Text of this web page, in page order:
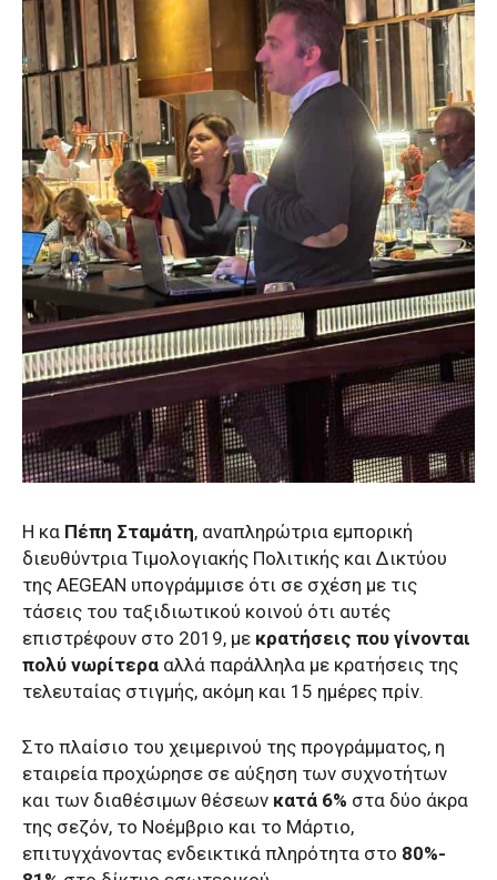
Η κα Πέπη Σταμάτη, αναπληρώτρια εμπορική
διευθύντρια Τιμολογιακής Πολιτικής και Δικτύου
της AEGEAN υπογράμμισε ότι σε σχέση με τις
τάσεις του ταξιδιωτικού κοινού ότι αυτές
επιστρέφουν στο 2019, με κρατήσεις που γίνονται
πολύ νωρίτερα αλλά παράλληλα με κρατήσεις της
τελευταίας στιγμής, ακόμη και 15 ημέρες πρίν.
Στο πλαίσιο του χειμερινού της προγράμματος, η
εταιρεία προχώρησε σε αύξηση των συχνοτήτων
και των διαθέσιμων θέσεων κατά 6% στα δύο άκρα
της σεζόν, το Νοέμβριο και το Μάρτιο,
επιτυγχάνοντας ενδεικτικά πληρότητα στο 80%-